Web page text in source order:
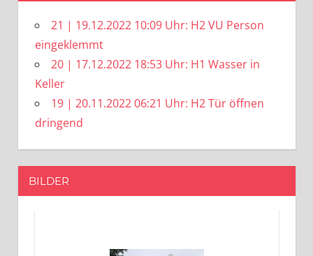
21 | 19.12.2022 10:09 Uhr: H2 VU Person
eingeklemmt
20 | 17.12.2022 18:53 Uhr: H1 Wasser in
Keller
19 | 20.11.2022 06:21 Uhr: H2 Tür öffnen
dringend
BILDER